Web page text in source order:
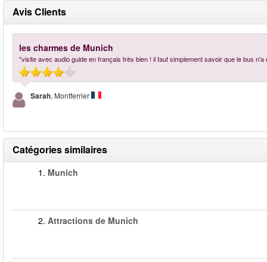
Avis Clients
les charmes de Munich
"visite avec audio guide en français très bien ! il faut simplement savoir que le bus
Sarah, Montferrier
Catégories similaires
1. Munich
2. Attractions de Munich